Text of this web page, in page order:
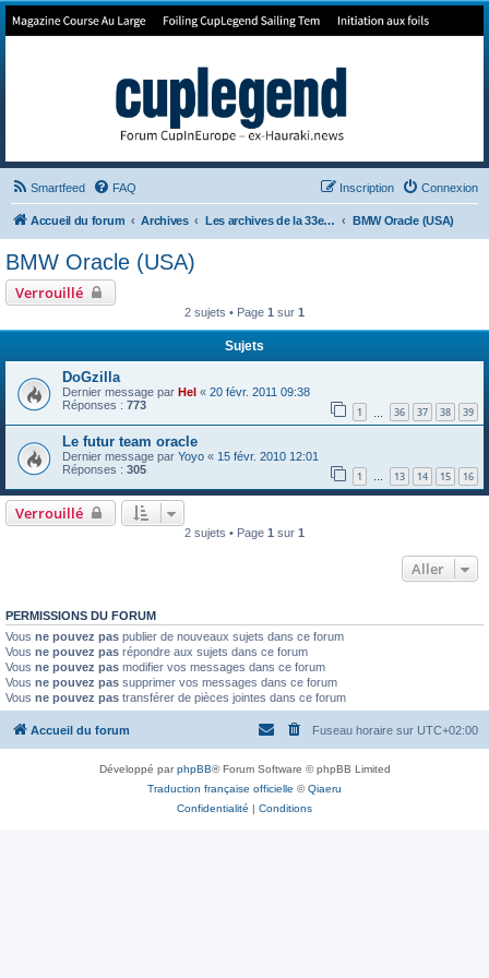
Forum de Cup In Europe
Smartfeed FAQ Connexion
Inscription
Accueil du forum Archives Les archives de la 33e America's Cup BMW Oracle (USA)
BMW Oracle (USA)
Verrouillé
2 sujets • Page 1 sur 1
Sujets
DoGzilla
Dernier message par Hel « 20 févr. 2011 09:38
Réponses : 773 1 36 37 38 39
Le futur team oracle
Dernier message par Yoyo « 15 févr. 2010 12:01
Réponses : 305 1 … 13 14 15 16
Verrouillé
2 sujets • Page 1 sur 1
Aller
PERMISSIONS DU FORUM
Vous ne pouvez pas publier de nouveaux sujets dans ce forum
Vous ne pouvez pas répondre aux sujets dans ce forum
Vous ne pouvez pas modifier vos messages dans ce forum
Vous ne pouvez pas supprimer vos messages dans ce forum
Vous ne pouvez pas transférer de pièces jointes dans ce forum
Accueil du forum Fuseau horaire sur UTC+02:00
Développé parphpBB® Forum Software © phpBB Limited
Traduction française officielle ©Qiaeru
Confidentialité | Conditions